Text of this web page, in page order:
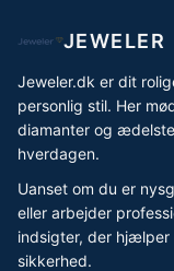
JEWELER
Jeweler.dk er dit
personlig stil. Her
diamanter og
hverdagen.
Uanset om du er
eller arbejder
indsigter, der
sikkerhed.